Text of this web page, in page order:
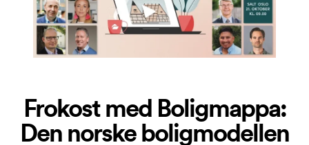
Frokost med Boligmappa:
Den norske boligmodellen